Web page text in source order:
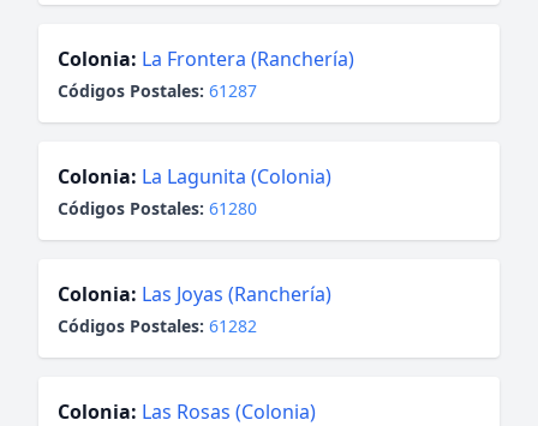
Colonia: La Frontera (Ranchería)
Códigos Postales: 61287
Colonia: La Lagunita (Colonia)
Códigos Postales: 61280
Colonia: Las Joyas (Ranchería)
Códigos Postales: 61282
Colonia: Las Rosas (Colonia)